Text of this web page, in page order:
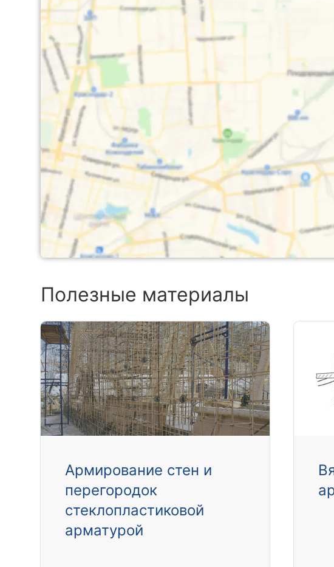
Полезные материалы
Армирование стен и
перегородок
стеклопластиковой
арматурой